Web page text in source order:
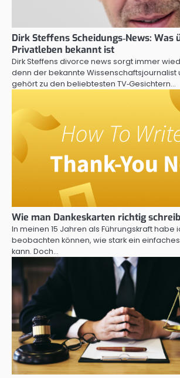
Dirk Steffens Scheidungs‑News: Was
Privatleben bekannt ist
Dirk Steffens divorce news sorgt immer
denn der bekannte Wissenschaftsjournalist
gehört zu den beliebtesten TV‑Gesichtern…
Wie man Dankeskarten richtig
In meinen 15 Jahren als Führungskraft habe
beobachten können, wie stark ein einfaches
kann. Doch…